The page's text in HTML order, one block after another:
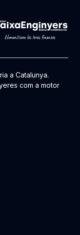
a Catalunya.
com a motor